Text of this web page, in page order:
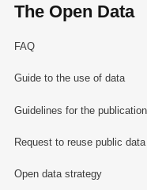
The Open Data
FAQ
Guide to the use of data
Guidelines for the
Request to reuse public data
Open data strategy